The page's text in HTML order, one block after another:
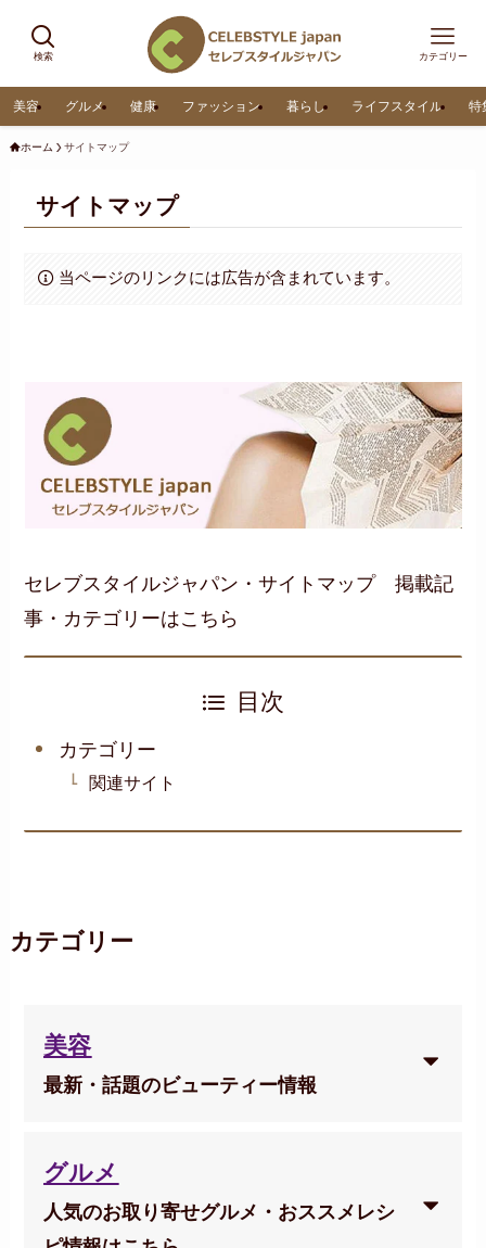
検索 カテゴリー
美容 グルメ 健康 ファッション 暮らし ライフスタイル 特
ホーム サイトマップ
サイトマップ
当ページのリンクには広告が含まれています。
セレブスタイルジャパン・サイトマップ 掲載記
事・カテゴリーはこちら
目次
カテゴリー
関連サイト
カテゴリー
美容
最新・話題のビューティー情報
グルメ
人気のお取り寄せグルメ・おススメレシ